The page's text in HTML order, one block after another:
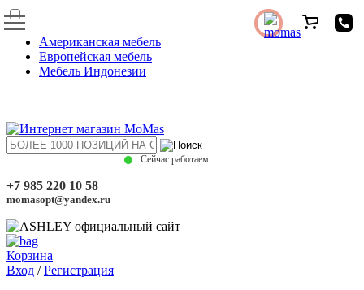
Американская мебель
Европейская мебель
Мебель Индонезии
Сейчас работаем
+7 985 220 10 58
momasopt@yandex.ru
Корзина
Вход /Регистрация